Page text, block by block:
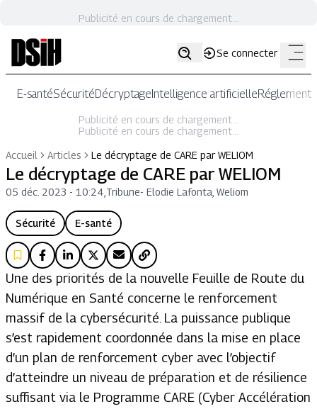
Publicité en cours de chargement...
Se connecter
E-santéSécuritéDécryptageIntelligence artificielle
Publicité en cours de chargement...
Publicité en cours de chargement...
Accueil
Articles Le décryptage de CARE par WELIOM
Le décryptage de CARE par WELIOM
05 déc. 2023 - 10:24 Tribune- Elodie Lafonta, Weliom
Sécurité E-santé
Une des priorités de la nouvelle Feuille de Route du
Numérique en Santé concerne le renforcement
massif de la cybersécurité. La puissance publique
s’est rapidement coordonnée dans la mise en place
d’un plan de renforcement cyber avec l’objectif
d’atteindre un niveau de préparation et de résilience
suffisant via le Programme CARE (Cyber Accélération